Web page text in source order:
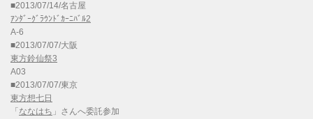
■2013/07/14/名古屋
ｱﾝﾀﾞｰｸﾞﾗｳﾝﾄﾞｶｰﾆﾊﾞﾙ2
A-6
■2013/07/07/大阪
東方鈴仙祭3
A03
■2013/07/07/東京
東方想七日
「 ななはち 」さんへ委託参加